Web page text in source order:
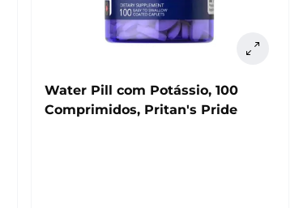
Water Pill com Potássio, 100
Comprimidos, Pritan's Pride